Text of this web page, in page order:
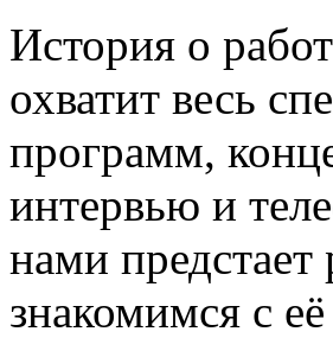
История о
охватит весь
программ,
интервью и
нами
знакомимся с